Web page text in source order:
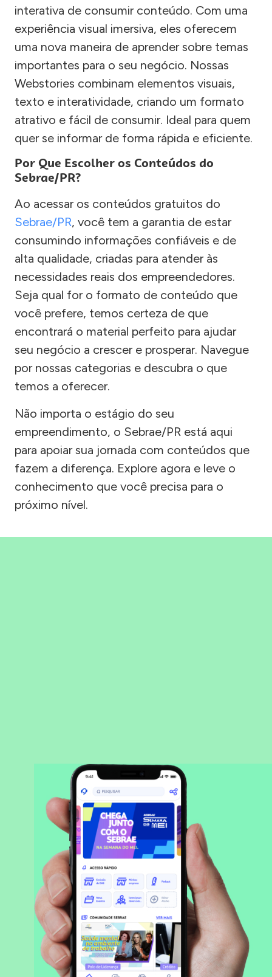
interativa de consumir conteúdo. Com uma
experiência visual imersiva, eles oferecem
uma nova maneira de aprender sobre temas
importantes para o seu negócio. Nossas
Webstories combinam elementos visuais,
texto e interatividade, criando um formato
atrativo e fácil de consumir. Ideal para quem
quer se informar de forma rápida e eficiente.
Por Que Escolher os Conteúdos do
Sebrae/PR?
Ao acessar os conteúdos gratuitos do
Sebrae/PR, você tem a garantia de estar
consumindo informações confiáveis e de
alta qualidade, criadas para atender às
necessidades reais dos empreendedores.
Seja qual for o formato de conteúdo que
você prefere, temos certeza de que
encontrará o material perfeito para ajudar
seu negócio a crescer e prosperar. Navegue
por nossas categorias e descubra o que
temos a oferecer.
Não importa o estágio do seu
empreendimento, o Sebrae/PR está aqui
para apoiar sua jornada com conteúdos que
fazem a diferença. Explore agora e leve o
conhecimento que você precisa para o
próximo nível.